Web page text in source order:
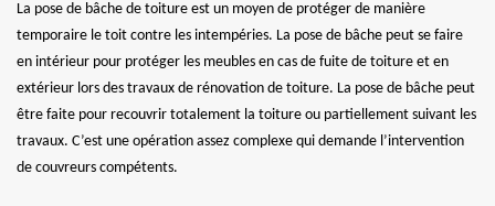
La pose de bâche de toiture est un moyen de protéger de manière
temporaire le toit contre les intempéries. La pose de bâche peut se faire
en intérieur pour protéger les meubles en cas de fuite de toiture et en
extérieur lors des travaux de rénovation de toiture. La pose de bâche peut
être faite pour recouvrir totalement la toiture ou partiellement suivant les
travaux. C’est une opération assez complexe qui demande l’intervention
de couvreurs compétents.